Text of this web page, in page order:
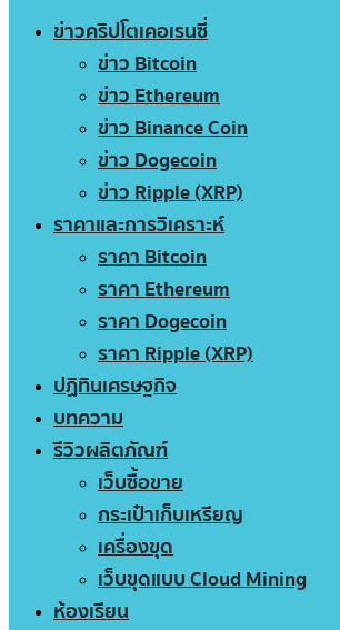
ข่าวคริปโตเคอเรนซี่
ข่าว Bitcoin
ข่าว Ethereum
ข่าว Binance Coin
ข่าว Dogecoin
ข่าว Ripple (XRP)
ราคาและการวิเคราะห์
ราคา Bitcoin
ราคา Ethereum
ราคา Dogecoin
ราคา Ripple (XRP)
ปฏิทินเศรษฐกิจ
บทความ
รีวิวผลิตภัณฑ์
เว็บซื้อขาย
กระเป๋าเก็บเหรียญ
เครื่องขุด
เว็บขุดแบบ Cloud Mining
ห้องเรียน